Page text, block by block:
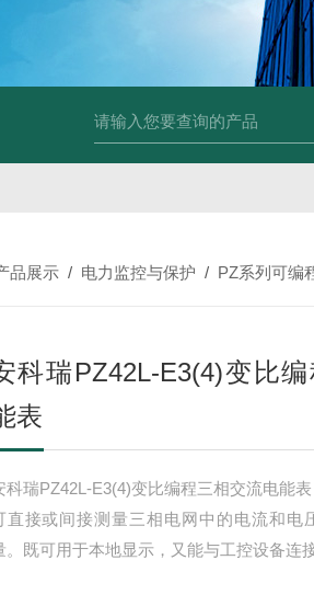
ANSNP70-0.4/B终端安防ANSNP 化解
品展示 / 电力监控与保护 / PZ系列可编
科瑞PZ42L-E3(4)变比
表
科瑞PZ42L-E3(4)变比编程三相交流电能
直接或间接测量三相电网中的电流和电
。既可用于本地显示，又能与工控设备连